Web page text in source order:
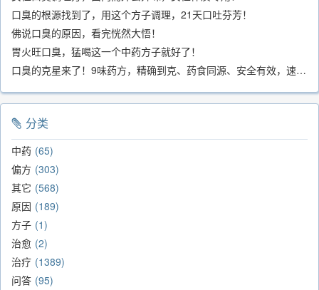
口臭的根源找到了，用这个方子调理，21天口吐芬芳！
佛说口臭的原因，看完恍然大悟！
胃火旺口臭，猛喝这一个中药方子就好了！
口臭的克星来了！9味药方，精确到克、药食同源、安全有效，速看！
分类
中药 65
偏方 303
其它 568
原因 189
方子 1
治愈 2
治疗 1389
问答 95